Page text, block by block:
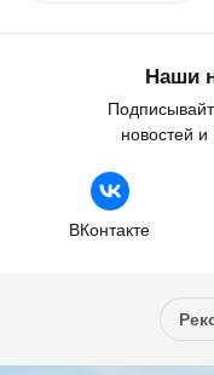
Наши
новостей
ВКонтакте